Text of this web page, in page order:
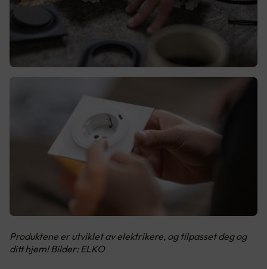
Produktene er utviklet av elektrikere, og tilpasset deg og
ditt hjem! Bilder: ELKO